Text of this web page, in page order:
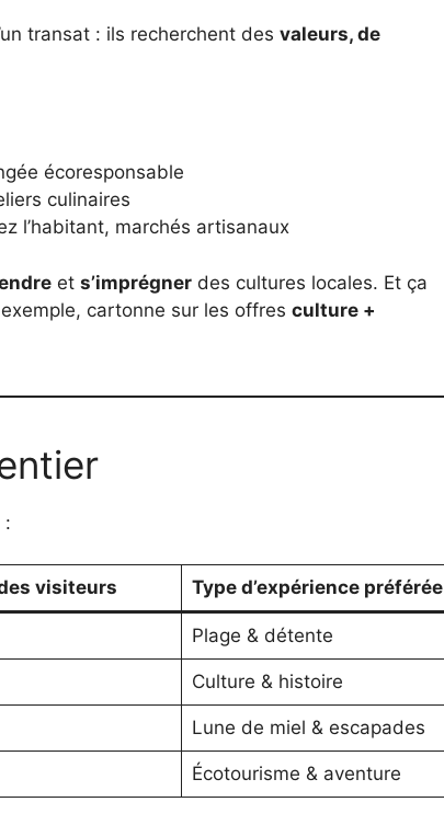
transat : ils recherchent des valeurs, de
écoresponsable
culinaires
l’habitant, marchés artisanaux
et s’imprégner des cultures locales. Et ça
cartonne sur les offres culture +
:
visiteurs Type d’expérience préférée
Plage & détente
Culture & histoire
Lune de miel & escapades
Écotourisme & aventure